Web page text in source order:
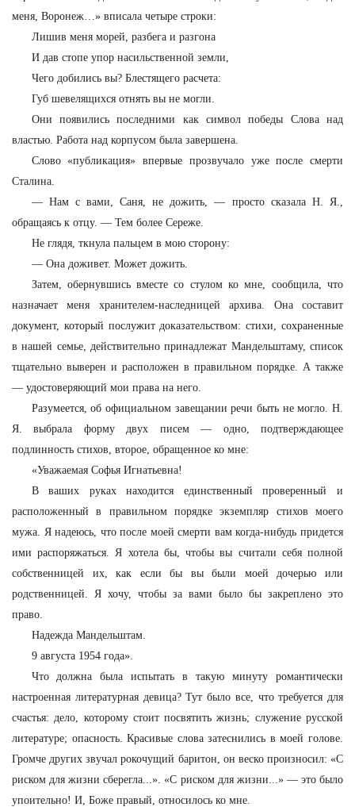
меня, Воронеж…» вписала четыре строки:
Лишив меня морей, разбега и разгона
И дав стопе упор насильственной земли,
Чего добились вы? Блестящего расчета:
Губ шевелящихся отнять вы не могли.
Они появились последними как символ победы Слова над
властью. Работа над корпусом была завершена.
Слово «публикация» впервые прозвучало уже после смерти
Сталина.
— Нам с вами, Саня, не дожить, — просто сказала Н. Я.,
обращаясь к отцу. — Тем более Сереже.
Не глядя, ткнула пальцем в мою сторону:
— Она доживет. Может дожить.
Затем, обернувшись вместе со стулом ко мне, сообщила, что
назначает меня хранителем-наследницей архива. Она составит
документ, который послужит доказательством: стихи, сохраненные
в нашей семье, действительно принадлежат Мандельштаму, список
тщательно выверен и расположен в правильном порядке. А также
— удостоверяющий мои права на него.
Разумеется, об официальном завещании речи быть не могло. Н.
Я. выбрала форму двух писем — одно, подтверждающее
подлинность стихов, второе, обращенное ко мне:
«Уважаемая Софья Игнатьевна!
В ваших руках находится единственный проверенный и
расположенный в правильном порядке экземпляр стихов моего
мужа. Я надеюсь, что после моей смерти вам когда-нибудь придется
ими распоряжаться. Я хотела бы, чтобы вы считали себя полной
собственницей их, как если бы вы были моей дочерью или
родственницей. Я хочу, чтобы за вами было бы закреплено это
право.
Надежда Мандельштам.
9 августа 1954 года».
Что должна была испытать в такую минуту романтически
настроенная литературная девица? Тут было все, что требуется для
счастья: дело, которому стоит посвятить жизнь; служение русской
литературе; опасность. Красивые слова затеснились в моей голове.
Громче других звучал рокочущий баритон, он веско произносил: «С
риском для жизни сберегла...». «С риском для жизни...» — это было
упоительно! И, Боже правый, относилось ко мне.